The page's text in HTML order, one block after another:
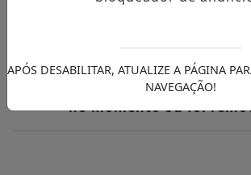
Sentimos muito, mas o
tentou acessar não existe, está
no momento ou foi
APÓS DESABILITAR, ATUALIZE A PÁGINA
NAVEGAÇÃO!